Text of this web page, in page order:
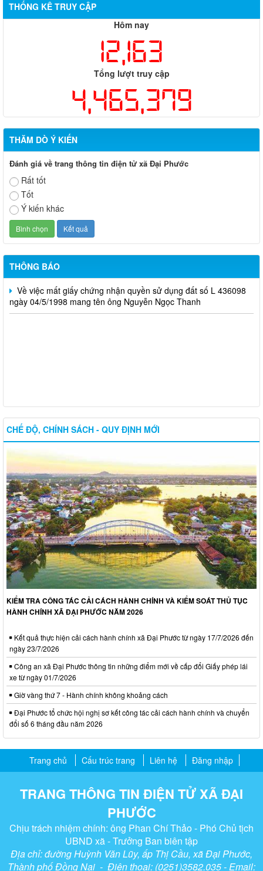
THỐNG KÊ TRUY CẬP
Hôm nay
12,163
Tổng lượt truy cập
4,465,379
THĂM DÒ Ý KIẾN
Đánh giá về trang thông tin điện tử xã Đại Phước
Rất tốt
Tốt
Ý kiến khác
THÔNG BÁO
Xã Đại Phước thông báo lịch ra quân tuần của các tổ công
nghệ số cộng đồng
Thông báo Tổ chức Sàn giao dịch việc làm tháng 08 năm 2026
Tuyển sinh các hệ giáo dục thường xuyên, năm học 2026-2027
Về việc mất giấy chứng nhận quyền sử dụng đất số L 436098
ngày 04/5/1998 mang tên ông Nguyễn Ngọc Thanh
CHẾ ĐỘ, CHÍNH SÁCH - QUY ĐỊNH MỚI
KIỂM TRA CÔNG TÁC CẢI CÁCH HÀNH CHÍNH VÀ KIỂM SOÁT THỦ TỤC
HÀNH CHÍNH XÃ ĐẠI PHƯỚC NĂM 2026
Kết quả thực hiện cải cách hành chính xã Đại Phước từ ngày 17/7/2026 đến
ngày 23/7/2026
Công an xã Đại Phước thông tin những điểm mới về cấp đổi Giấy phép lái
xe từ ngày 01/7/2026
Giờ vàng thứ 7 - Hành chính không khoảng cách
Đại Phước tổ chức hội nghị sơ kết công tác cải cách hành chính và chuyển
đổi số 6 tháng đầu năm 2026
Trang chủ Cấu trúc trang Liên hệ Đăng nhập
TRANG THÔNG TIN ĐIỆN TỬ XÃ ĐẠI
PHƯỚC
Chịu trách nhiệm chính: ông Phan Chí Thảo - Phó Chủ tịch
UBND xã - Trưởng Ban biên tập
Địa chỉ: đường Huỳnh Văn Lũy, ấp Thị Cầu, xã Đại Phước,
Thành phố Đồng Nai - Điện thoại: (0251)3582.035 - Email: